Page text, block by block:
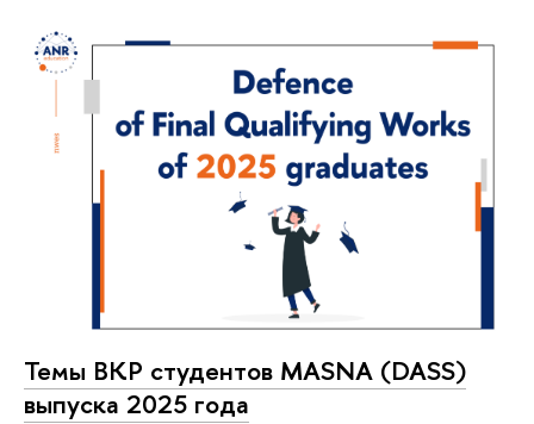
Темы ВКР студентов MASNA (DASS)
выпуска 2025 года